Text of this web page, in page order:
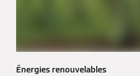
Énergies renouvelables